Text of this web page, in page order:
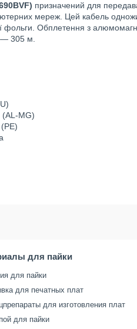
призначений для
мереж. Цей кабель
фольги. Обплетення з
— 305 м.
(AL-MG)
(РЕ)
для пайки
для пайки
для печатных плат
для изготовления плат
для пайки